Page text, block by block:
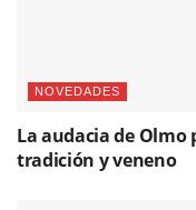
NOVEDADES
La audacia de
tradición y veneno